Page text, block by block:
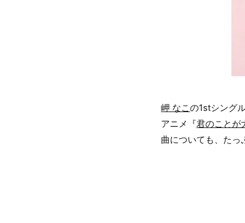
岬 なこの1stシング
アニメ『君のことが
曲についても、たっ